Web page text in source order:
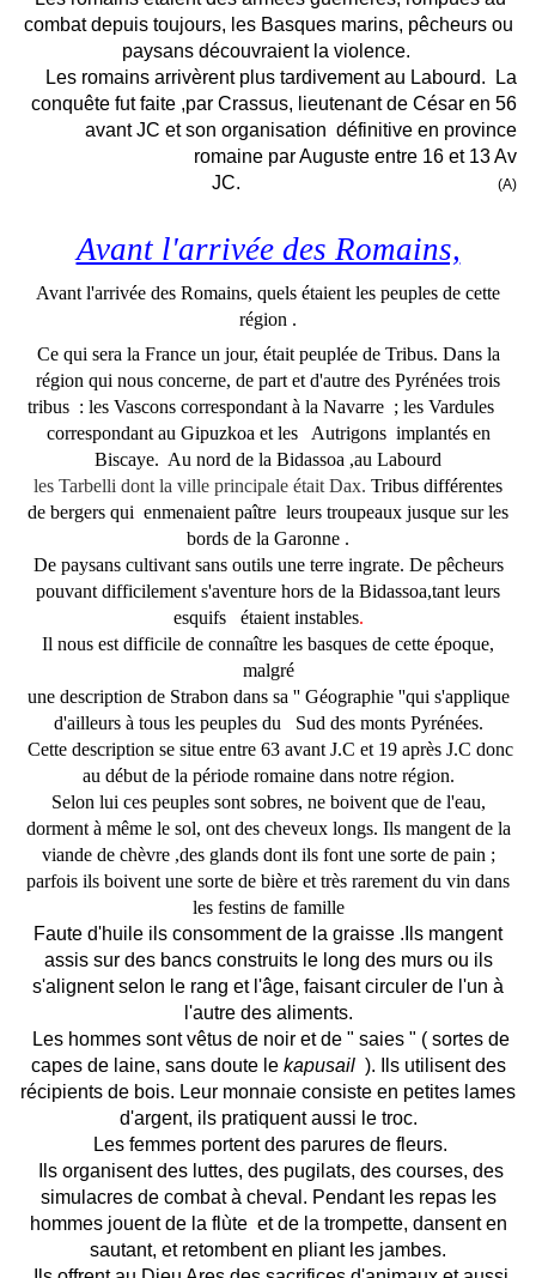
combat depuis toujours, les Basques marins, pêcheurs ou
paysans découvraient la violence.
Les romains arrivèrent plus tardivement au Labourd.
La
conquête fut faite ,par Crassus, lieutenant de César en 56
avant JC et son organisation définitive en province
romaine par Auguste entre 16 et 13 Av
JC.
(A)
Avant l'arrivée des Romains,
Avant l'arrivée des Romains, quels étaient les peuples de cette
région .
Ce qui sera la France un jour, était peuplée de Tribus. Dans la
région qui nous concerne, de part et d'autre des Pyrénées trois
tribus : les Vascons correspondant à la Navarre ; les Vardules
correspondant au Gipuzkoa et les
Autrigons implantés en
Biscaye. Au nord de la Bidassoa ,au Labourd
les Tarbelli dont la ville principale était Dax. Tribus différentes
de bergers qui enmenaient paître leurs troupeaux jusque sur les
bords de la Garonne .
De paysans cultivant sans outils une terre ingrate. De pêcheurs
pouvant difficilement s'aventure hors de la Bidassoa,tant leurs
esquifs
étaient instables.
Il nous est difficile de connaître les basques de cette époque,
malgré
une description de Strabon dans sa '' Géographie ''qui s'applique
d'ailleurs à tous les peuples du
Sud des monts Pyrénées.
Cette description se situe entre 63 avant J.C et 19 après J.C donc
au début de la période romaine dans notre région.
Selon lui ces peuples sont sobres, ne boivent que de l'eau,
dorment à même le sol, ont des cheveux longs. Ils mangent de la
viande de chèvre ,des glands dont ils font une sorte de pain ;
parfois ils boivent une sorte de bière et très rarement du vin dans
les festins de famille
Faute d'huile ils consomment de la graisse .Ils mangent
assis sur des bancs construits le long des murs ou ils
s'alignent selon le rang et l'âge, faisant circuler de l'un à
l'autre des aliments.
Les hommes sont vêtus de noir et de " saies " ( sortes de
capes de laine, sans doute le kapusail ). Ils utilisent des
récipients de bois. Leur monnaie consiste en petites lames
d'argent, ils pratiquent aussi le troc.
Les femmes portent des parures de fleurs.
Ils organisent des luttes, des pugilats, des courses, des
simulacres de combat à cheval. Pendant les repas les
hommes jouent de la flùte et de la trompette, dansent en
sautant, et retombent en pliant les jambes.